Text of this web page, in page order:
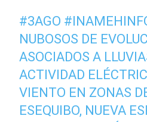
#3AGO
NUBOSOS DE
ASOCIADOS A
ACTIVIDAD
VIENTO EN ZONAS
ESEQUIBO, NUEVA